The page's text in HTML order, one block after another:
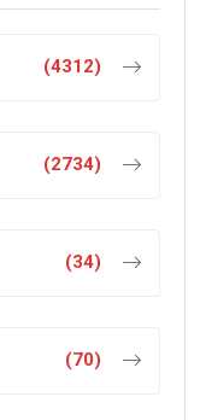
(4312)
(2734)
(34)
(70)